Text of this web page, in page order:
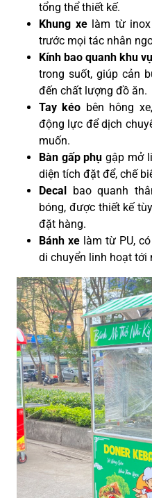
tổng thể thiết kế.
Khung xelàm từ inox
trước mọi tác nhân
Kính bao quanh khu
trong suốt, giúp cản
đến chất lượng đồ ăn.
Tay kéo bên hông
động lực để dịch
muốn.
Bàn gấp phụgập mở
diện tích đặt để, chế
Decal
bao quanh
bóng, được thiết kế
đặt hàng.
Bánh xe làm từ PU,
di chuyển linh hoạt tới